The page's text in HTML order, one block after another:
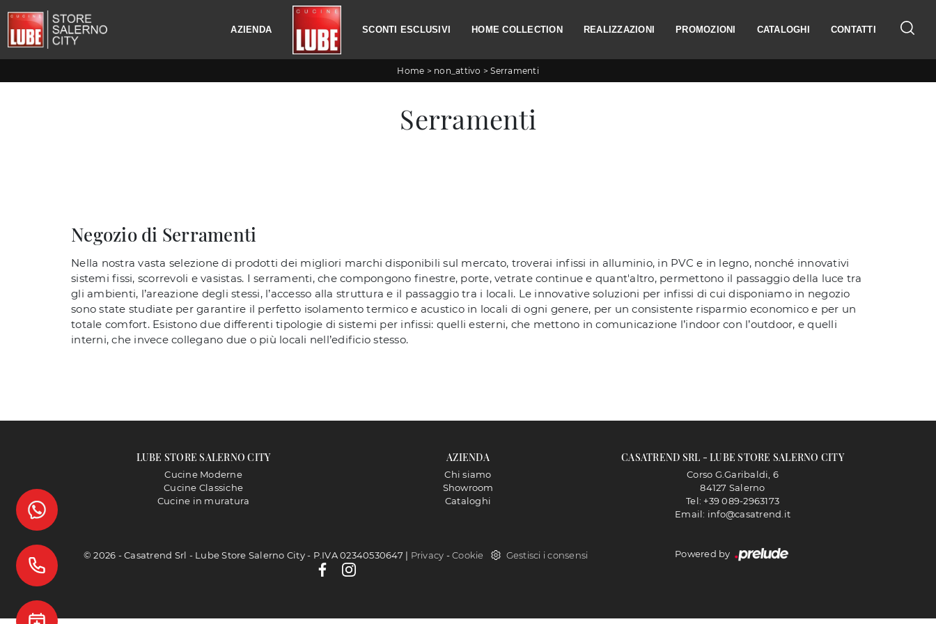
AZIENDA SCONTI ESCLUSIVI HOME COLLECTION REALIZZAZIONI PROMOZIONI CATALOGHI CONTATTI
Home > non_attivo >Serramenti
Serramenti
Negozio di Serramenti
Nella nostra vasta selezione di prodotti dei migliori marchi disponibili sul mercato, troverai infissi in alluminio, in PVC e in legno, nonché innovativi
sistemi fissi, scorrevoli e vasistas. I serramenti, che compongono finestre, porte, vetrate continue e quant'altro, permettono il passaggio della luce tra
gli ambienti, l’areazione degli stessi, l’accesso alla struttura e il passaggio tra i locali. Le innovative soluzioni per infissi di cui disponiamo in negozio
sono state studiate per garantire il perfetto isolamento termico e acustico in locali di ogni genere, per un consistente risparmio economico e per un
totale comfort. Esistono due differenti tipologie di sistemi per infissi: quelli esterni, che mettono in comunicazione l’indoor con l’outdoor, e quelli
interni, che invece collegano due o più locali nell’edificio stesso.
LUBE STORE SALERNO CITY
Cucine Moderne
Cucine Classiche
Cucine in muratura
AZIENDA
Chi siamo
Showroom
Cataloghi
CASATREND SRL - LUBE STORE SALERNO CITY
Corso G.Garibaldi, 6
84127 Salerno
Tel: +39 089-2963173
Email: info@casatrend.it
© 2026 - Casatrend Srl - Lube Store Salerno City - P.IVA 02340530647 | Privacy -Cookie Gestisci i consensi Powered by